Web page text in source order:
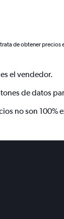
de obtener precios
el vendedor.
de datos
no son 100%